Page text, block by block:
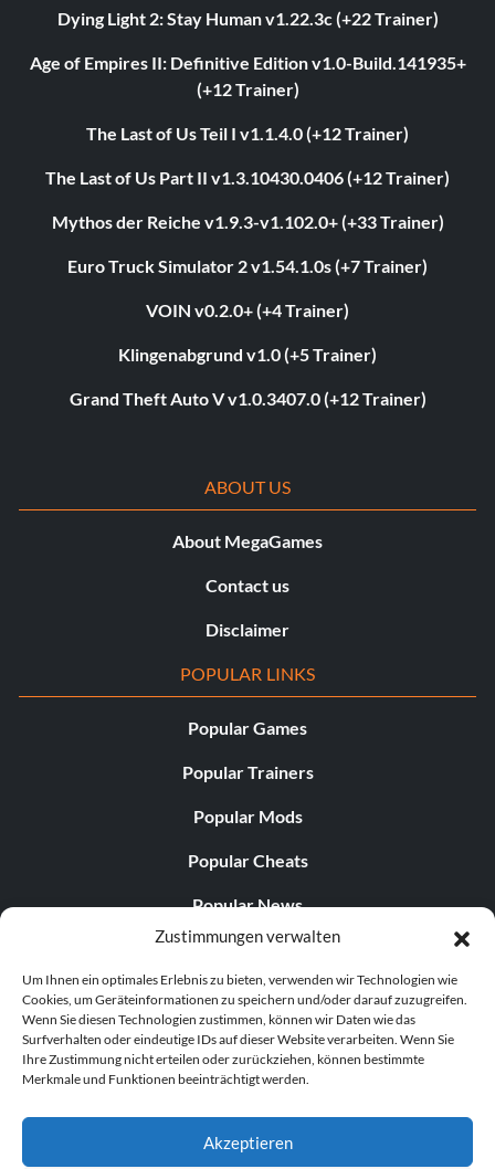
Zustimmungen verwalten
Um Ihnen ein optimales Erlebnis zu bieten, verwenden wir Technologien wie
Cookies, um Geräteinformationen zu speichern und/oder darauf zuzugreifen.
Wenn Sie diesen Technologien zustimmen, können wir Daten wie das
Surfverhalten oder eindeutige IDs auf dieser Website verarbeiten. Wenn Sie
Ihre Zustimmung nicht erteilen oder zurückziehen, können bestimmte
Merkmale und Funktionen beeinträchtigt werden.
Akzeptieren
Dying Light 2: Stay Human v1.22.3c (+22 Trainer)
Age of Empires II: Definitive Edition v1.0-Build.141935+
(+12 Trainer)
The Last of Us Teil I v1.1.4.0 (+12 Trainer)
The Last of Us Part II v1.3.10430.0406 (+12 Trainer)
Mythos der Reiche v1.9.3-v1.102.0+ (+33 Trainer)
Euro Truck Simulator 2 v1.54.1.0s (+7 Trainer)
VOIN v0.2.0+ (+4 Trainer)
Klingenabgrund v1.0 (+5 Trainer)
Grand Theft Auto V v1.0.3407.0 (+12 Trainer)
ABOUT US
About MegaGames
Contact us
Disclaimer
POPULAR LINKS
Popular Games
Popular Trainers
Popular Mods
Popular Cheats
Popular News
Popular Editorials
Popular Free Games
LATEST UPDATES